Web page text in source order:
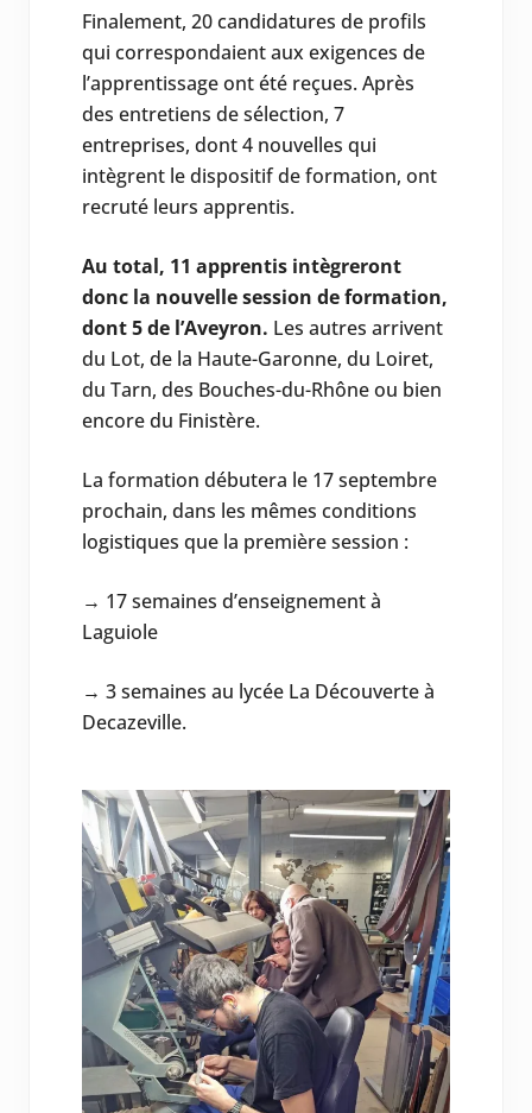
Finalement, 20 candidatures de profils
qui correspondaient aux exigences de
l’apprentissage ont été reçues. Après
des entretiens de sélection, 7
entreprises, dont 4 nouvelles qui
intègrent le dispositif de formation, ont
recruté leurs apprentis.
Au total, 11 apprentis intègreront
donc la nouvelle session de formation,
dont 5 de l’Aveyron. Les autres arrivent
du Lot, de la Haute-Garonne, du Loiret,
du Tarn, des Bouches-du-Rhône ou bien
encore du Finistère.
La formation débutera le 17 septembre
prochain, dans les mêmes conditions
logistiques que la première session :
→ 17 semaines d’enseignement à
Laguiole
→ 3 semaines au lycée La Découverte à
Decazeville.